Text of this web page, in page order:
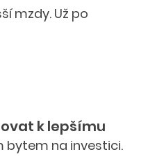
mzdy. Už po
k lepšímu
bytem na investici.